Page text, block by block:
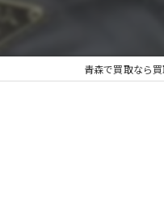
青森で買取なら